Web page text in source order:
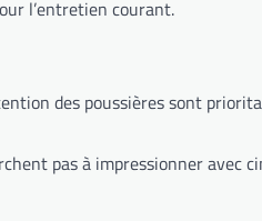
l’entretien courant.
des poussières sont
pas à impressionner